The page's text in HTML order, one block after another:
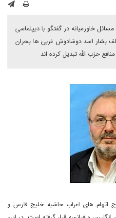
خاورمیانه در گفتگو با دیپلماسی
بشار اسد دوشادوش غربی ها بحران
حزب الله تبدیل کرده اند
اتهام های اعراب حاشیه خلیج فارس و